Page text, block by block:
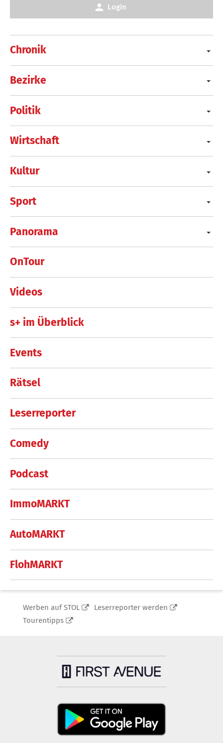
Chronik
Bezirke
Politik
Wirtschaft
Kultur
Sport
Panorama
OnTour
Videos
s+ im Überblick
Events
Rätsel
Leserreporter
Comedy
Podcast
ImmoMARKT
AutoMARKT
FlohMARKT
Login
Werben auf STOL
Leserreporter werden
Tourentipps